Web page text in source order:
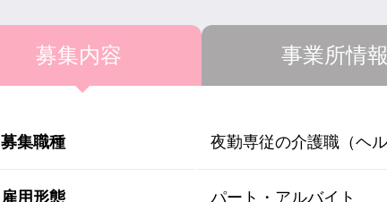
募集内容 事業所情報
募集職種 夜勤専従の介護職（ヘ
雇用形態 パート・アルバイト